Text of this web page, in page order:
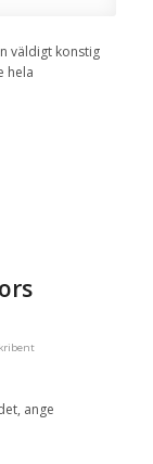
väldigt konstig
hela
ange